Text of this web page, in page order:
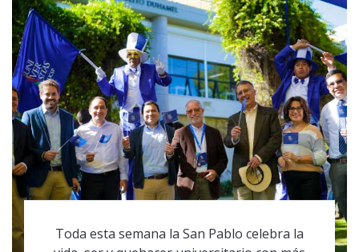
Toda esta semana la San Pablo celebra la